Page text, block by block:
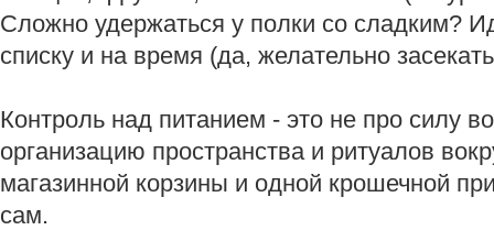
Сложно удержаться у полки со сладким?
списку и на время (да, желательно
Контроль над питанием - это не про силу
организацию пространства и ритуалов
магазинной корзины и одной крошечной
сам.